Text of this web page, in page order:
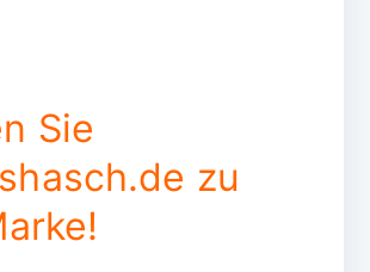
Sie
zu